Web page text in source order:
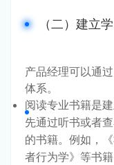
（二）建立
产品经理可以通
体系。
阅读专业书籍是
先通过听书或者
的书籍。例如，
者行为学》等书